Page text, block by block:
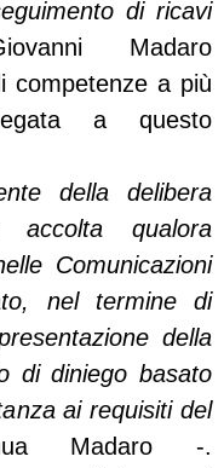
di ricavi
Madaro
competenze a più
a questo
della delibera
accolta qualora
Comunicazioni
nel termine di
della
di diniego basato
ai requisiti del
Madaro -.